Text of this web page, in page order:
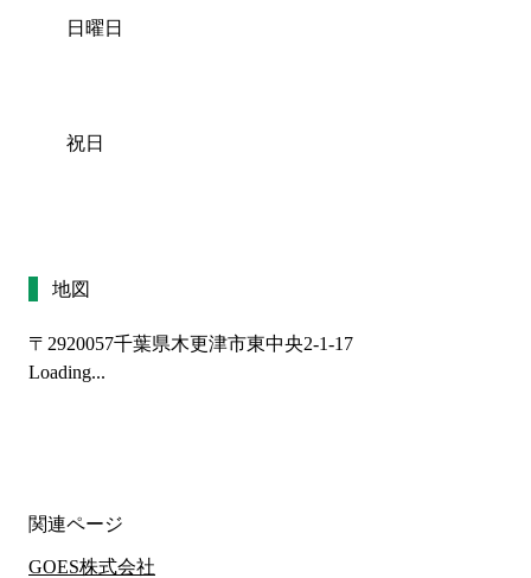
日曜日
祝日
地図
〒2920057千葉県木更津市東中央2-1-17
Loading...
関連ページ
GOES株式会社